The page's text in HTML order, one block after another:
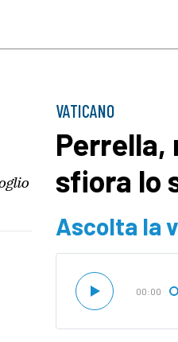
VATICANO
Perrella,
sfiora lo
Ascolta la
00:00